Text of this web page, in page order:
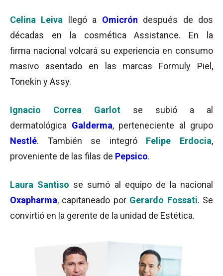
Celina Leiva llegó a Omicrón después de dos
décadas en la cosmética Assistance. En la
firma nacional volcará su experiencia en consumo
masivo asentado en las marcas Formuly Piel,
Tonekin y Assy.
Ignacio Correa Garlot se subió a al
dermatológica Galderma, perteneciente al grupo
Nestlé. También se integró Felipe Erdocia,
proveniente de las filas de Pepsico.
Laura Santiso se sumó al equipo de la nacional
Oxapharma, capitaneado por Gerardo Fossati. Se
convirtió en la gerente de la unidad de Estética.